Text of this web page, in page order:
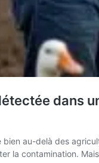
dans
bien au-delà des
la contamination.